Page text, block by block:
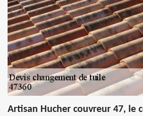
Artisan Hucher couvreur 47, le